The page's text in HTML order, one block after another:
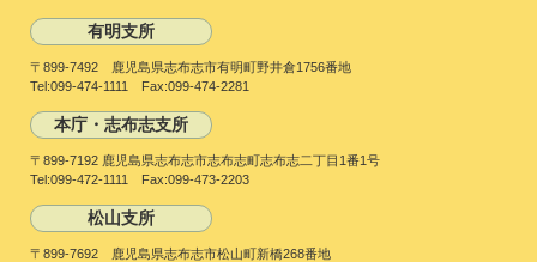
有明支所
〒899-7492 鹿児島県志布志市有明町野井倉1756番地
Tel:099-474-1111 Fax:099-474-2281
本庁・志布志支所
〒899-7192 鹿児島県志布志市志布志町志布志二丁目1番1号
Tel:099-472-1111 Fax:099-473-2203
松山支所
〒899-7692 鹿児島県志布志市松山町新橋268番地